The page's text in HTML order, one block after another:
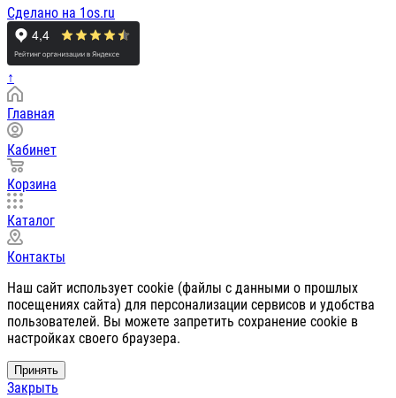
Сделано на 1os.ru
↑
Главная
Кабинет
Корзина
Каталог
Контакты
Наш сайт использует cookie (файлы с данными о прошлых
посещениях сайта) для персонализации сервисов и удобства
пользователей. Вы можете запретить сохранение cookie в
настройках своего браузера.
Принять
Закрыть